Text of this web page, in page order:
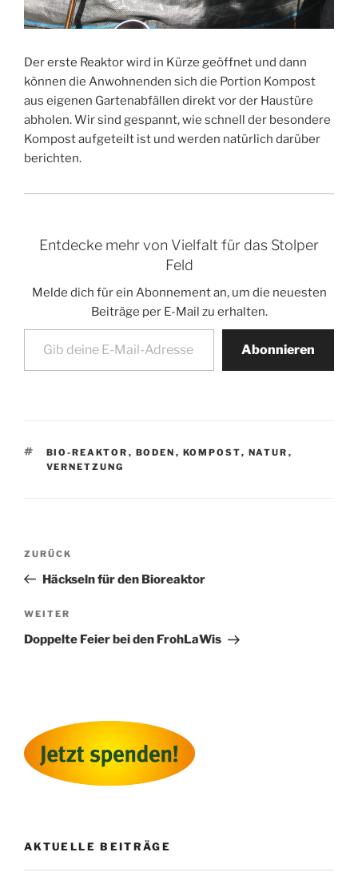
Der erste Reaktor wird in Kürze geöffnet und dann
können die Anwohnenden sich die Portion Kompost
aus eigenen Gartenabfällen direkt vor der Haustüre
abholen. Wir sind gespannt, wie schnell der besondere
Kompost aufgeteilt ist und werden natürlich darüber
berichten.
Entdecke mehr von Vielfalt für das Stolper
Feld
Melde dich für ein Abonnement an, um die neuesten
Beiträge per E-Mail zu erhalten.
Gib deine E-Mail-Adresse ein ...
Abonnieren
SCHLAGWÖRTER
BIO-REAKTOR , BODEN , KOMPOST, NATUR ,
VERNETZUNG
Beitragsnavigation
Vorheriger
Beitrag
ZURÜCK
Häckseln für den Bioreaktor
Nächster
Beitrag
WEITER
Doppelte Feier bei den FrohLaWis
AKTUELLE BEITRÄGE